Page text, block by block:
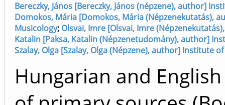
Bereczky, János [Bereczky, János (népzene), author]
Domokos, Mária [Domokos, Mária (Népzenekutatás),
Musicology; Olsvai, Imre [Olsvai, Imre
Katalin [Paksa, Katalin (Népzenetudomány), author]
Szalay, Olga [Szalay, Olga (Népzene), author] Institute
Hungarian and